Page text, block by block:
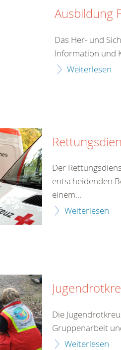
Ausbildung
Das Her- und
Information und
Weiterlesen
Der
entscheidenden
einem...
Weiterlesen
Die
Gruppenarbeit
Weiterlesen